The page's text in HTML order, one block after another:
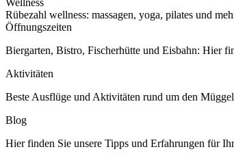
Wellness
Rübezahl wellness: massagen, yoga, pilates und
Öffnungszeiten
Biergarten, Bistro, Fischerhütte und Eisbahn: Hier
Aktivitäten
Beste Ausflüge und Aktivitäten rund um den
Blog
Hier finden Sie unsere Tipps und Erfahrungen für